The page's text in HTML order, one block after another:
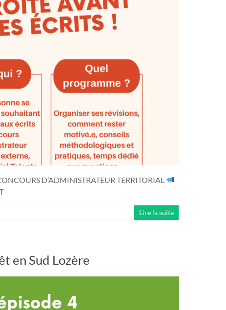
D’ADMINISTRATEUR TERRITORIAL
Lire la suite
en Sud Lozère